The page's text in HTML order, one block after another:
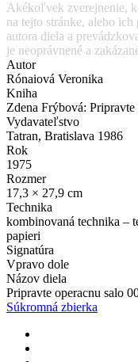
Akékoľvek zverejnenie,
na tejto stránke, alebo
autora diela a
je neoprávnené a
Autor
Rónaiová Veronika
Kniha
Zdena Frýbová: Pripravte
Vydavateľstvo
Tatran, Bratislava 1986
Rok
1975
Rozmer
17,3 × 27,9 cm
Technika
kombinovaná technika –
papieri
Signatúra
Vpravo dole
Názov diela
Pripravte operacnu salo
Súkromná zbierka